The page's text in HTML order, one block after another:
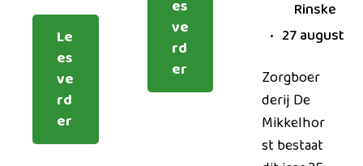
Le
es
ve
rd
er
es
ve
rd
er
Rinske
27
Zorgboer
derij De
Mikkelhor
st bestaat